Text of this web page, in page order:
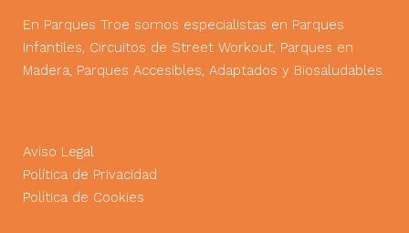
En Parques Troe somos especialistas en Parques
Infantiles, Circuitos de Street Workout, Parques en
Madera, Parques Accesibles, Adaptados y Biosaludables.
Aviso Legal
Política de Privacidad
Política de Cookies